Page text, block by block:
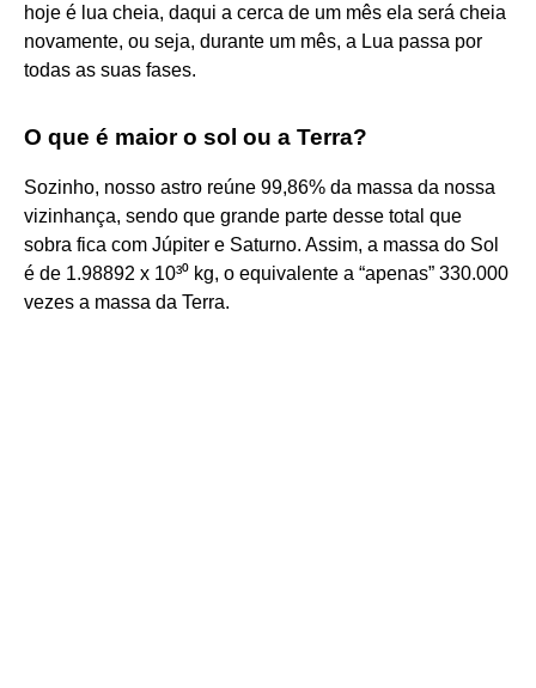
hoje é lua cheia, daqui a cerca de um mês ela será cheia
novamente, ou seja, durante um mês, a Lua passa por
todas as suas fases.
O que é maior o sol ou a Terra?
Sozinho, nosso astro reúne 99,86% da massa da nossa
vizinhança, sendo que grande parte desse total que
sobra fica com Júpiter e Saturno. Assim, a massa do Sol
é de 1.98892 x 10³⁰ kg, o equivalente a “apenas” 330.000
vezes a massa da Terra.